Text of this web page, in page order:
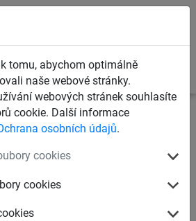
tomu, abychom optimálně
naše webové stránky.
webových stránek souhlasíte
cookie. Další informace
osobních údajů.
cookies
cookies
ostatní sporty Sítě pro atletiku
pro hod
4,50x21m